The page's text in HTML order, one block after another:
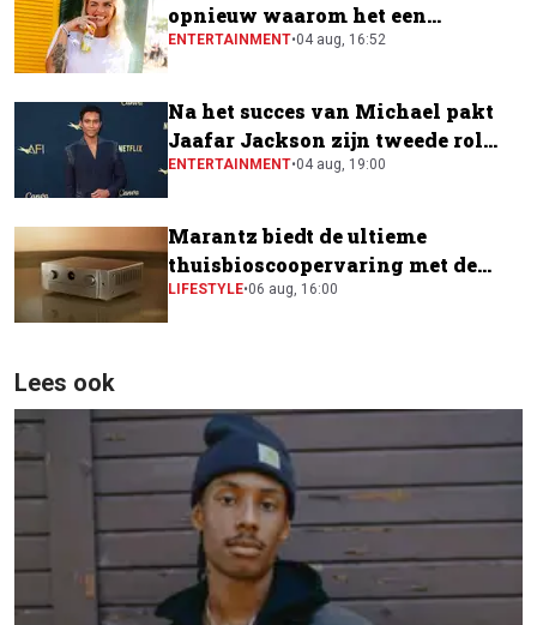
opnieuw waarom het een
festivalfavoriet is
ENTERTAINMENT•04 aug, 16:52
Na het succes van Michael pakt
Jaafar Jackson zijn tweede rol
naast Will Smith
ENTERTAINMENT•04 aug, 19:00
Marantz biedt de ultieme
thuisbioscoopervaring met de
CINEMA Series 2
LIFESTYLE•06 aug, 16:00
Lees ook